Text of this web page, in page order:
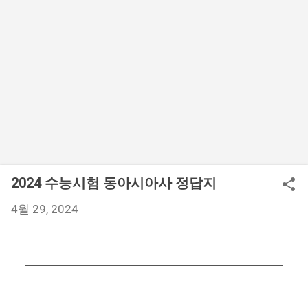
2024 수능시험 동아시아사 정답지
4월 29, 2024